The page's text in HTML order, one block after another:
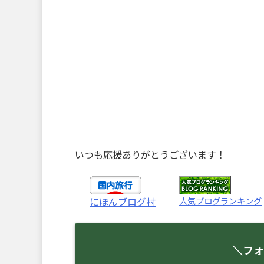
いつも応援ありがとうございます！
にほんブログ村 人気ブログランキング
＼フ